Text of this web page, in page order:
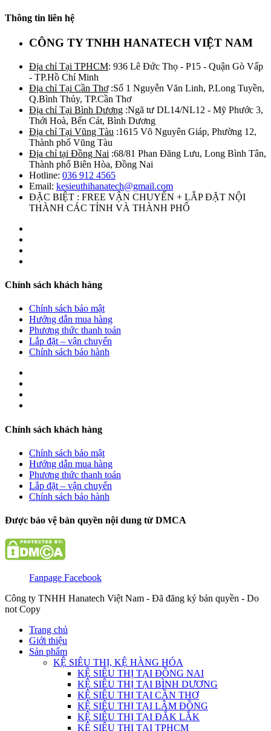
Thông tin liên hệ
CÔNG TY TNHH HANATECH VIỆT NAM
Địa chỉ Tại TPHCM: 936 Lê Đức Thọ - P15 - Quận Gò Vấp
- TP.Hồ Chí Minh
Địa chỉ Tại Cần Thơ:Số 1 Nguyễn Văn Linh, P.Long Tuyền,
Q.Bình Thủy, TP.Cần Thơ
Địa chỉ Tại Bình Dương :Ngã tư DL14/NL12 - Mỹ Phước 3,
Thới Hoà, Bến Cát, Bình Dương
Địa chỉ Tại Vũng Tàu :1615 Võ Nguyên Giáp, Phường 12,
Thành phố Vũng Tàu
Địa chỉ tại Đồng Nai :68/81 Phan Đăng Lưu, Long Bình Tân,
Thành phố Biên Hòa, Đồng Nai
Hotline: 036 912 4565
Email: kesieuthihanatech@gmail.com
ĐẶC BIỆT : FREE VẬN CHUYỂN + LẮP ĐẶT NỘI
THÀNH CÁC TỈNH VÀ THÀNH PHỐ
Chính sách khách hàng
Chính sách bảo mật
Hướng dẫn mua hàng
Phương thức thanh toán
Lắp đặt – vận chuyển
Chính sách bảo hành
Chính sách khách hàng
Chính sách bảo mật
Hướng dẫn mua hàng
Phương thức thanh toán
Lắp đặt – vận chuyển
Chính sách bảo hành
Được bảo vệ bản quyền nội dung từ DMCA
Fanpage Facebook
Công ty TNHH Hanatech Việt Nam - Đã đăng ký bản quyền - Do
not Copy
Trang chủ
Giới thiệu
Sản phẩm
KỆ SIÊU THỊ, KỆ HÀNG HÓA
KỆ SIÊU THỊ TẠI ĐỒNG NAI
KỆ SIÊU THỊ TẠI BÌNH DƯƠNG
KỆ SIÊU THỊ TẠI CẦN THƠ
KỆ SIÊU THỊ TẠI LÂM ĐỒNG
KỆ SIÊU THỊ TẠI ĐẮK LẮK
KỆ SIÊU THỊ TẠI TPHCM